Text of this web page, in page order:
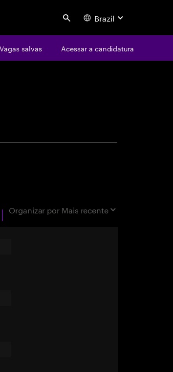
Search Brazil
Vagas salvas Acessar a candidatura
exatas
Organizar por Mais recente